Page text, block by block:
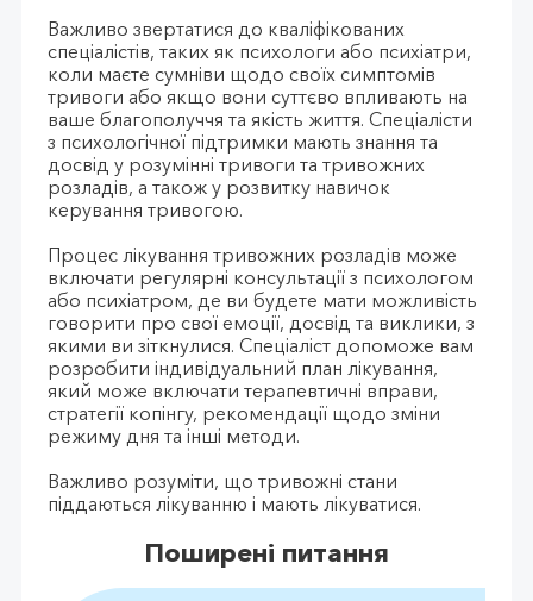
Важливо звертатися до кваліфікованих
спеціалістів, таких як психологи або психіатри,
коли маєте сумніви щодо своїх симптомів
тривоги або якщо вони суттєво впливають на
ваше благополуччя та якість життя. Спеціалісти
з психологічної підтримки мають знання та
досвід у розумінні тривоги та тривожних
розладів, а також у розвитку навичок
керування тривогою.
Процес лікування тривожних розладів може
включати регулярні консультації з психологом
або психіатром, де ви будете мати можливість
говорити про свої емоції, досвід та виклики, з
якими ви зіткнулися. Спеціаліст допоможе вам
розробити індивідуальний план лікування,
який може включати терапевтичні вправи,
стратегії копінгу, рекомендації щодо зміни
режиму дня та інші методи.
Важливо розуміти, що тривожні стани
піддаються лікуванню і мають лікуватися.
Поширені питання